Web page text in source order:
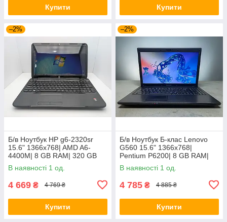
Купити Купити
–2%
Б/в Ноутбук HP g6-2320sr
15.6" 1366x768| AMD A6-
4400M| 8 GB RAM| 320 GB
HDD| Radeon HD 7520G
В наявності 1 од.
4 669 ₴ 4 769 ₴
Купити
–2%
Б/в Ноутбук Б-клас Lenovo
G560 15.6" 1366x768|
Pentium P6200| 8 GB RAM|
120 GB SSD| HD
В наявності 1 од.
4 785 ₴ 4 885 ₴
Купити